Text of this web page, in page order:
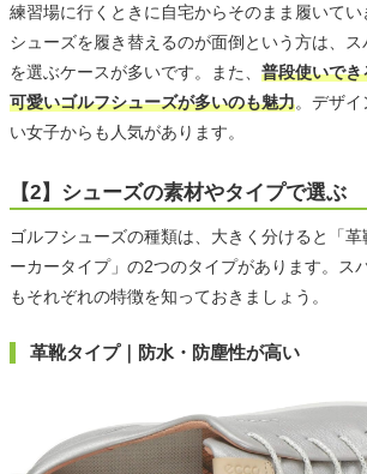
練習場に行くときに自宅からそのまま履いて
シューズを履き替えるのが面倒という方は、
を選ぶケースが多いです。また、 普段使いで
可愛いゴルフシューズが多いのも魅力。デザ
い女子からも人気があります。
【2】シューズの素材やタイプで選ぶ
ゴルフシューズの種類は、大きく分けると「
ーカータイプ」の2つのタイプがあります。ス
もそれぞれの特徴を知っておきましょう。
革靴タイプ｜防水・防塵性が高い